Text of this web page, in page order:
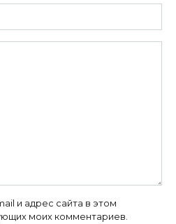
и адрес сайта в этом
моих комментариев.